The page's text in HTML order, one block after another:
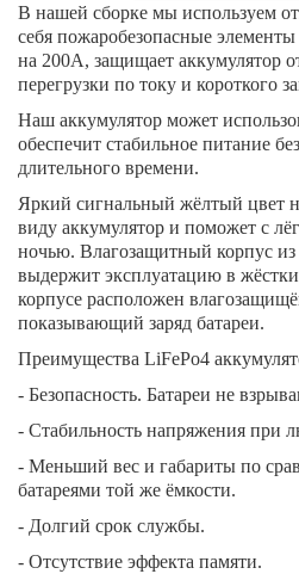
В нашей сборке мы используем
себя пожаробезопасные
на 200А, защищает аккумулятор
перегрузки по току и короткого
Наш аккумулятор может
обеспечит стабильное питание
длительного времени.
Яркий сигнальный жёлтый цвет
виду аккумулятор и поможет с
ночью. Влагозащитный корпус из
выдержит эксплуатацию в
корпусе расположен
показывающий заряд батареи.
Преимущества LiFePo4
- Безопасность. Батареи не
- Стабильность напряжения при
- Меньший вес и габариты по
батареями той же ёмкости.
- Долгий срок службы.
- Отсутствие эффекта памяти.